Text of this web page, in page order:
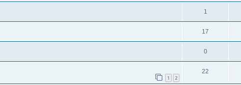
1
17
0
1 2
22